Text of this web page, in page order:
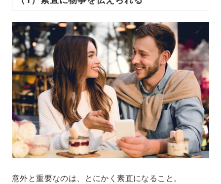
意外と重要なのは、とにかく素直になること。